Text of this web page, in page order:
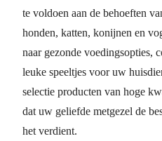
te voldoen aan de behoeften
honden, katten, konijnen en
naar gezonde voedingsopties,
leuke speeltjes voor uw
selectie producten van hoge
dat uw geliefde metgezel de
het verdient.